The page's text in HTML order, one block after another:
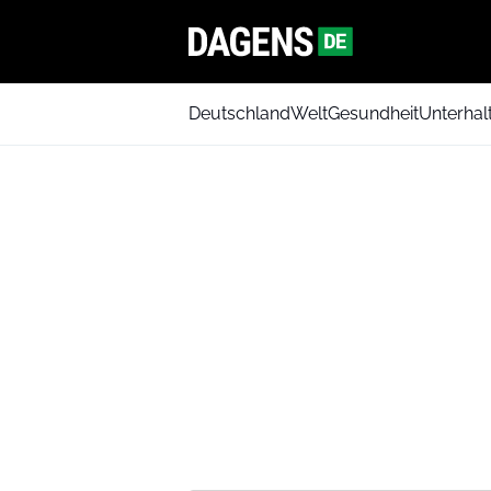
DeutschlandWeltGesundheit